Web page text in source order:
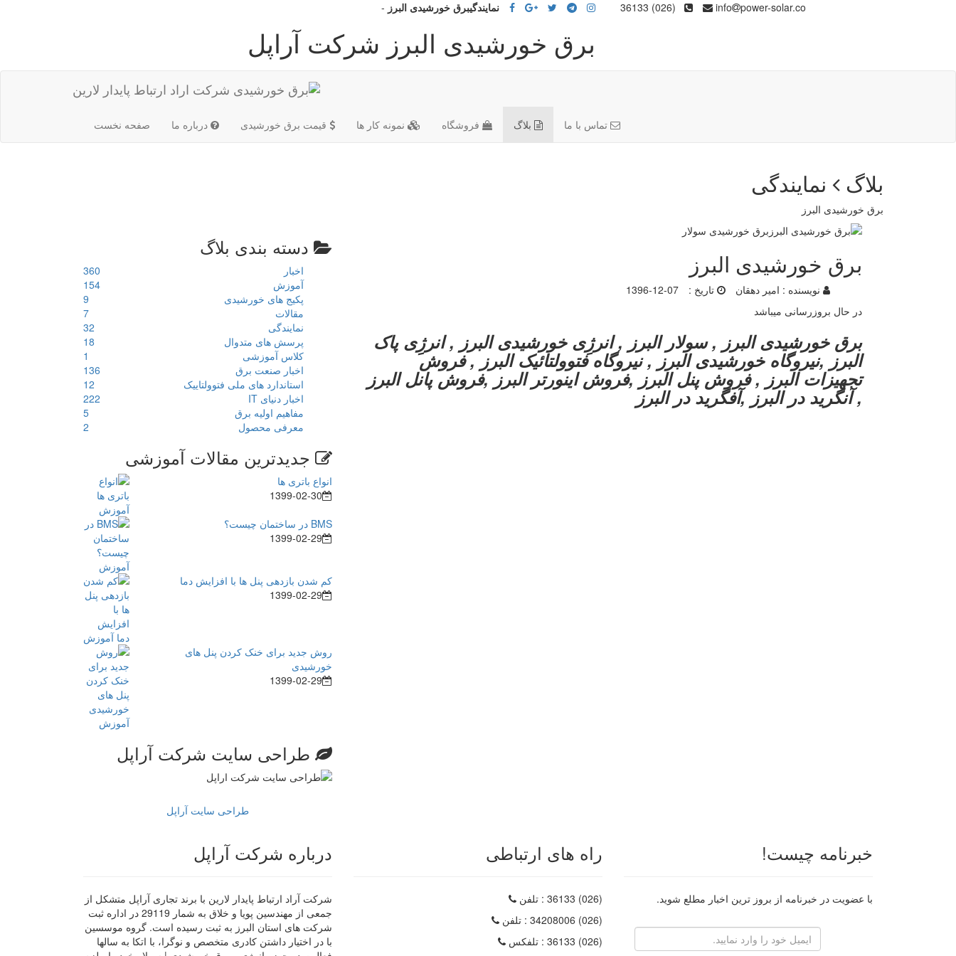
نمایندگیبرق خورشیدی البرز -
برق خورشیدی البرز شرکت آراپل
info power-solar.co
(026) 36133
صفحه نخست درباره ما قیمت برق خورشیدی نمونه کار ها فروشگاه بلاگ تماس با ما
بلاگ نمایندگی
برق خورشیدی البرز
دسته بندی بلاگ
اخبار
360
آموزش
154
پکیج های خورشیدی
9
مقالات
7
نمایندگی
32
پرسش های متدوال
18
کلاس آموزشی
1
اخبار صنعت برق
136
استاندارد های ملی فتوولتاییک
12
اخبار دنیای IT
222
مفاهیم اولیه برق
5
معرفی محصول
2
جدیدترین مقالات آموزشی
انواع باتری ها
1399-02-30
BMS در ساختمان چیست؟
1399-02-29
کم شدن بازدهی پنل ها با افزایش دما
1399-02-29
روش جدید برای خنک کردن پنل های
خورشیدی
1399-02-29
طراحی سایت شرکت آراپل
طراحی سایت آراپل
برق خورشیدی البرز
نویسنده : امیر دهقان تاریخ :
1396-12-07
در حال بروزرسانی میباشد
برق خورشیدی البرز , سولار البرز , انرژِی خورشیدی البرز , انرژِی پاک
البرز ,نیروگاه خورشیدی البرز , نیروگاه فتوولتائیک البرز , فروش
تجهیزات البرز , فروش پنل البرز ,فروش اینورتر البرز ,فروش پانل البرز
, آنگرید در البرز ,آفگرید در البرز
درباره شرکت آراپل
شرکت آراد ارتباط پایدار لارین با برند تجاری آراپل متشکل از
جمعی از مهندسین پویا و خلاق به شمار 29119 در اداره ثبت
شرکت های استان البرز به ثبت رسیده است. گروه موسسین
با در اختیار داشتن کادری متخصص و نوگرا، با اتکا به سالها
راه های ارتباطی
(026) 36133
: تلفن
(026) 34208006
: تلفن
(026) 36133
: تلفکس
خبرنامه چیست!
با عضویت در خبرنامه از بروز ترین اخبار مطلع شوید.